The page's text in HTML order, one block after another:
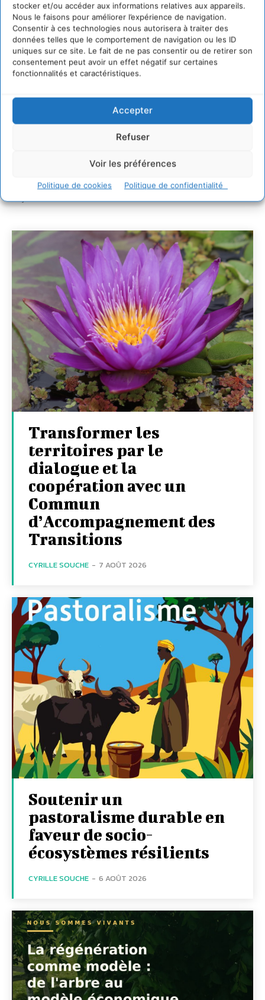
stocker et/ou accéder aux informations relatives aux appareils.
Nous le faisons pour améliorer l’expérience de navigation.
Consentir à ces technologies nous autorisera à traiter des
données telles que le comportement de navigation ou les ID
uniques sur ce site. Le fait de ne pas consentir ou de retirer son
consentement peut avoir un effet négatif sur certaines
fonctionnalités et caractéristiques.
Accepter
Refuser
Voir les préférences
Politique de cookies Politique de confidentialité
Comment le sol français a perdu sa mémoire
hydrique et déréglé tout le territoire (2020-2026)
2 août 2026
Développer notre attention aux espèces vivantes
non humaines avec les communs de Zoepolis
30 juillet 2026
développement des forêts comestibles dans nos
29 juillet 2026
L’éco-anxiété informe et l’éco-lucidité transforme
adaptées au changement climatique
27 juillet 2026
Transformer les
territoires par le
dialogue et la
coopération avec un
Commun
d’Accompagnement des
Transitions
CYRILLE SOUCHE - 7 AOÛT 2026
Soutenir un
pastoralisme durable en
faveur de socio-
écosystèmes résilients
CYRILLE SOUCHE - 6 AOÛT 2026